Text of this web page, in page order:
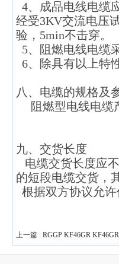
4、成品电线电缆
经受3KV交流电压
验，5min不击穿。
5、阻燃电线电缆
6、除具有以上特
八、电缆的规格及
阻燃型电线电缆
九、交货长度
电缆交货长度应
的短段电缆交货，
根据双方协议允
上一篇 : RGGP KF46GR